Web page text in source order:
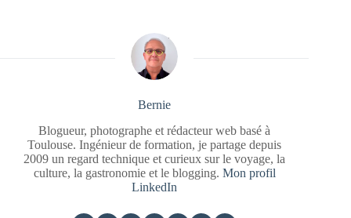
Bernie
Blogueur, photographe et rédacteur web basé à
Toulouse. Ingénieur de formation, je partage depuis
2009 un regard technique et curieux sur le voyage, la
culture, la gastronomie et le blogging. Mon profil
LinkedIn